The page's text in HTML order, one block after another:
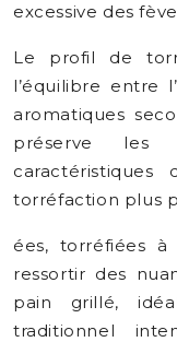
excessive des
Le profil de
l’équilibre entre
aromatiques
préserve les
caractéristiques
torréfaction plus
ées, torréfiées
ressortir des
pain grillé,
traditionnel